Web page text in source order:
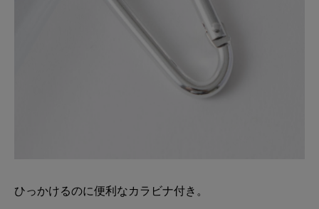
ひっかけるのに便利なカラビナ付き。